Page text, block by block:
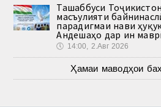
Ташаббуси
масъулияти
парадигмаи нави
Андешаҳо дар ин
🕔 14:00, 2.Авг 2026
Ҳамаи маводҳои